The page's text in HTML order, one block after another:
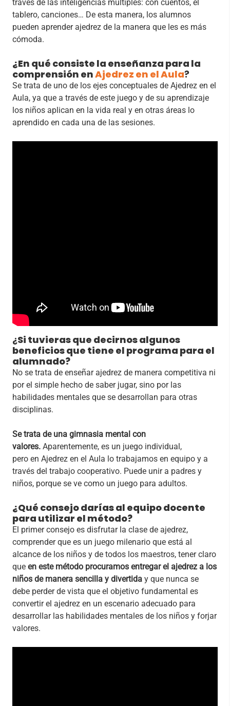
través de las inteligencias múltiples: con cuentos, el
tablero, canciones… De esta manera, los alumnos
pueden aprender ajedrez de la manera que les es más
cómoda.
¿En qué consiste la enseñanza para la
comprensión enAjedrez en el Aula?
Se trata de uno de los ejes conceptuales de Ajedrez en el
Aula, ya que a través de este juego y de su aprendizaje
los niños aplican en la vida real y en otras áreas lo
aprendido en cada una de las sesiones.
¿Si tuvieras que decirnos algunos
beneficios que tiene el programa para el
alumnado?
No se trata de enseñar ajedrez de manera competitiva ni
por el simple hecho de saber jugar, sino por las
habilidades mentales que se desarrollan para otras
disciplinas.
Se trata de una gimnasia mental con
valores. Aparentemente, es un juego individual,
pero en Ajedrez en el Aula lo trabajamos en equipo y a
través del trabajo cooperativo. Puede unir a padres y
niños, porque se ve como un juego para adultos.
¿Qué consejo darías al equipo docente
para utilizar el método?
El primer consejo es disfrutar la clase de ajedrez,
comprender que es un juego milenario que está al
alcance de los niños y de todos los maestros, tener claro
que en este método procuramos entregar el ajedrez a los
niños de manera sencilla y divertida y que nunca se
debe perder de vista que el objetivo fundamental es
convertir el ajedrez en un escenario adecuado para
desarrollar las habilidades mentales de los niños y forjar
valores.